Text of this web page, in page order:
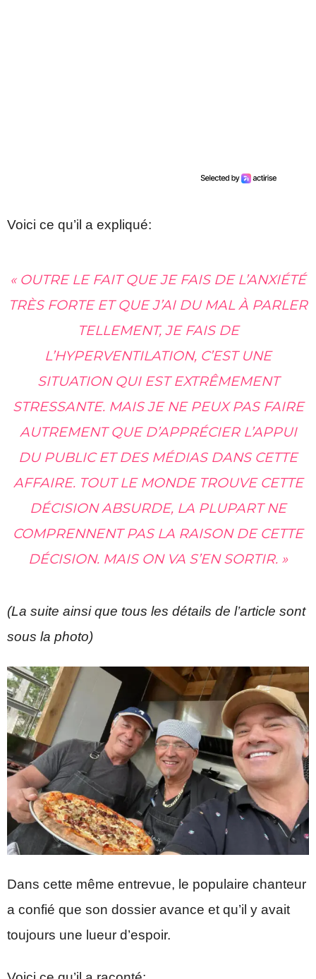
Voici ce qu’il a expliqué:
« OUTRE LE FAIT QUE JE FAIS DE L’ANXIÉTÉ
TRÈS FORTE ET QUE J’AI DU MAL À PARLER
TELLEMENT, JE FAIS DE
L’HYPERVENTILATION, C’EST UNE
SITUATION QUI EST EXTRÊMEMENT
STRESSANTE. MAIS JE NE PEUX PAS FAIRE
AUTREMENT QUE D’APPRÉCIER L’APPUI
DU PUBLIC ET DES MÉDIAS DANS CETTE
AFFAIRE. TOUT LE MONDE TROUVE CETTE
DÉCISION ABSURDE, LA PLUPART NE
COMPRENNENT PAS LA RAISON DE CETTE
DÉCISION. MAIS ON VA S’EN SORTIR. »
(La suite ainsi que tous les détails de l’article sont
sous la photo)
Dans cette même entrevue, le populaire chanteur
a confié que son dossier avance et qu’il y avait
toujours une lueur d’espoir.